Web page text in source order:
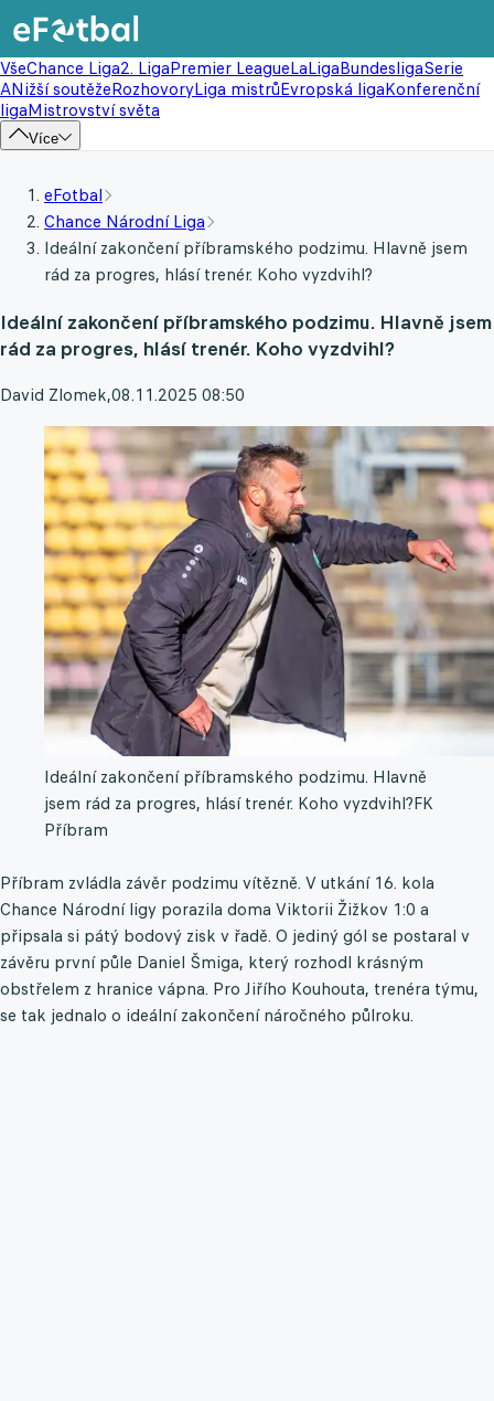
VšeChance Liga2. LigaPremier LeagueLaLigaBundesligaSerie
ANižší soutěžeRozhovoryLiga mistrůEvropská ligaKonferenční
ligaMistrovství světa
Více
eFotbal
Chance Národní Liga
Ideální zakončení příbramského podzimu. Hlavně jsem
rád za progres, hlásí trenér. Koho vyzdvihl?
Ideální zakončení příbramského podzimu. Hlavně jsem
rád za progres, hlásí trenér. Koho vyzdvihl?
David Zlomek,08.11.2025 08:50
Ideální zakončení příbramského podzimu. Hlavně
jsem rád za progres, hlásí trenér. Koho vyzdvihl?FK
Příbram
Příbram zvládla závěr podzimu vítězně. V utkání 16. kola
Chance Národní ligy porazila doma Viktorii Žižkov 1:0 a
připsala si pátý bodový zisk v řadě. O jediný gól se postaral v
závěru první půle Daniel Šmiga, který rozhodl krásným
obstřelem z hranice vápna. Pro Jiřího Kouhouta, trenéra týmu,
se tak jednalo o ideální zakončení náročného půlroku.